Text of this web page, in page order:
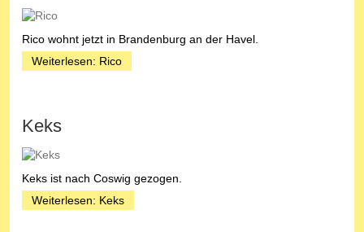
Rico wohnt jetzt in Brandenburg an der Havel.
Weiterlesen: Rico
Keks
Keks ist nach Coswig gezogen.
Weiterlesen: Keks